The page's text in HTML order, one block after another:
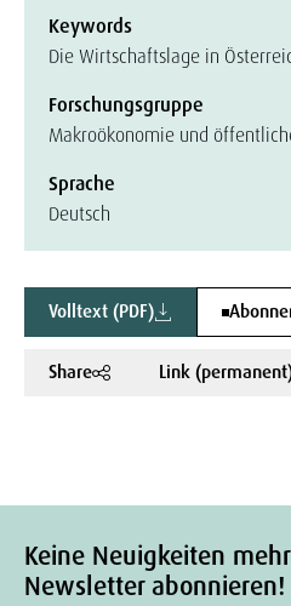
Keywords
Die Wirtschaftslage in
Forschungsgruppe
Makroökonomie und
Sprache
Deutsch
Volltext (PDF)
Share Link
Keine Neuigkeiten
Newsletter abonnieren!